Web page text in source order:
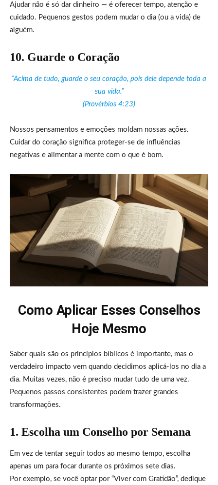
Ajudar não é só dar dinheiro — é oferecer tempo, atenção e
cuidado. Pequenos gestos podem mudar o dia (ou a vida) de
alguém.
10. Guarde o Coração
“Acima de tudo, guarde o seu coração, pois dele depende toda a
sua vida.”
(Provérbios 4:23)
Nossos pensamentos e emoções moldam nossas ações.
Cuidar do coração significa proteger-se de influências
negativas e alimentar a mente com o que é bom.
Como Aplicar Esses Conselhos
Hoje Mesmo
Saber quais são os princípios bíblicos é importante, mas o
verdadeiro impacto vem quando decidimos aplicá-los no dia a
dia. Muitas vezes, não é preciso mudar tudo de uma vez.
Pequenos passos consistentes podem trazer grandes
transformações.
1. Escolha um Conselho por Semana
Em vez de tentar seguir todos ao mesmo tempo, escolha
apenas um para focar durante os próximos sete dias.
Por exemplo, se você optar por “Viver com Gratidão”, dedique